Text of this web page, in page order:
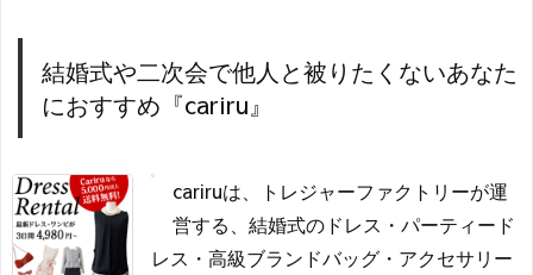
結婚式や二次会で他人と被りたくないあなた
におすすめ『cariru』
cariruは、トレジャーファクトリーが運
営する、結婚式のドレス・パーティード
レス・高級ブランドバッグ・アクセサリー